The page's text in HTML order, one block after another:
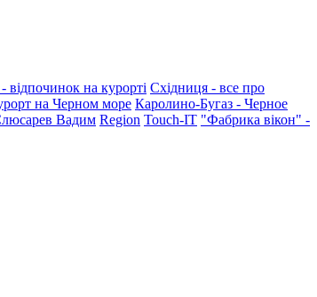
відпочинок на курорті Східниця - все про
на Черном море Каролино-Бугаз - Черное
Вадим Region Touch-IT "Фабрика вікон" -